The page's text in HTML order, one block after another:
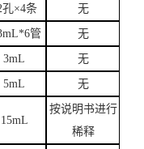
孔×4条 无
管 无
3mL 无
5mL 无
15mL
按说明书进行
稀释